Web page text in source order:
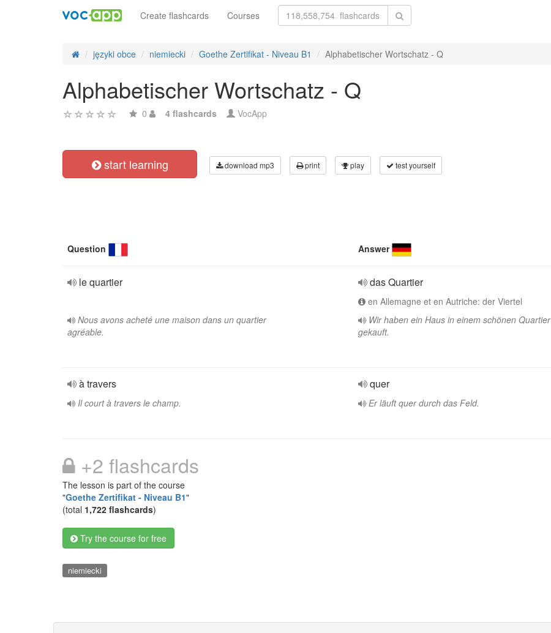
Create flashcards Courses
języki obce niemiecki Goethe Zertifikat - Niveau B1 Alphabetischer Wortschatz - Q
Alphabetischer Wortschatz - Q
0 4 flashcards VocApp
start learning download mp3 print play test yourself
Question Answer
le quartier
Nous avons acheté une maison dans un quartier
agréable.
das Quartier
en Allemagne et en Autriche: der Viertel
Wir haben ein Haus in einem schönen Quartier
gekauft.
à travers
Il court à travers le champ.
quer
Er läuft quer durch das Feld.
+2 flashcards
The lesson is part of the course
"Goethe Zertifikat - Niveau B1"
(total 1,722 flashcards)
Try the course for free
niemiecki